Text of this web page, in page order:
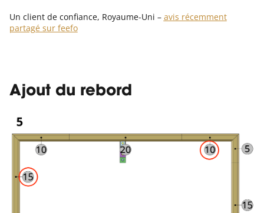
Un client de confiance, Royaume-Uni – avis récemment
partagé sur feefo
Ajout du rebord